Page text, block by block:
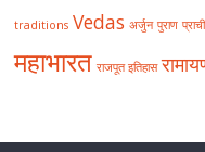
traditions Vedas अर्जुन पुराण
महाभारत राजपूत इतिहास